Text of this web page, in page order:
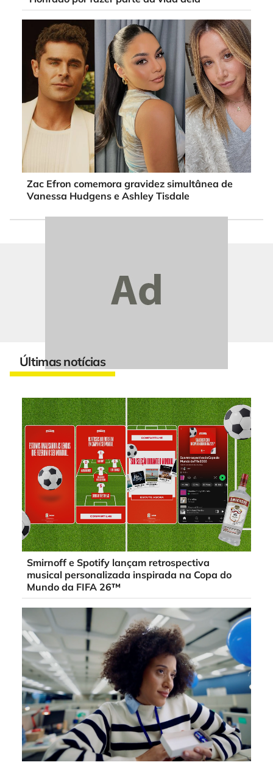
Zac Efron comemora gravidez simultânea de
Vanessa Hudgens e Ashley Tisdale
Últimas notícias
Smirnoff e Spotify lançam retrospectiva
musical personalizada inspirada na Copa do
Mundo da FIFA 26™